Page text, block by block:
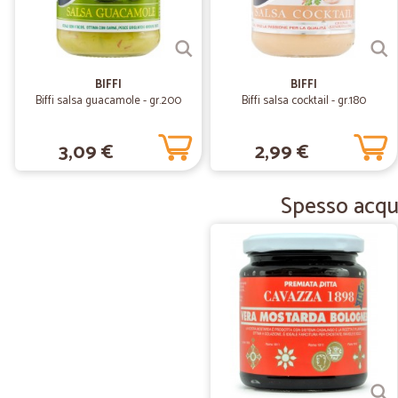
BIFFI
Biffi salsa guacamole - gr.200
3,09 €
BIFFI
Biffi salsa cocktail - gr.180
2,99 €
Spesso